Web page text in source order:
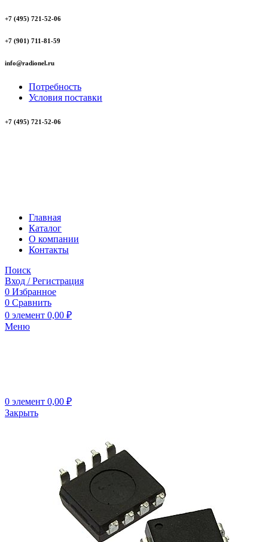
+7 (495) 721-52-06
+7 (901) 711-81-59
info@radionel.ru
Потребность
Условия поставки
+7 (495) 721-52-06
Главная
Каталог
О компании
Контакты
Поиск
Вход / Регистрация
0 Избранное
0 Сравнить
0 элемент 0,00 ₽
Меню
0 элемент 0,00 ₽
Закрыть